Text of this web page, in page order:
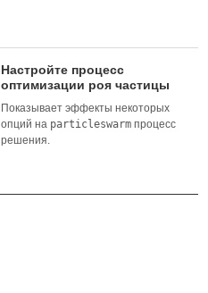
Настройте процесс
оптимизации роя частицы
Показывает эффекты некоторых
опций на particleswarm процесс
решения.